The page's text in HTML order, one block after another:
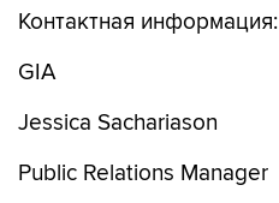
Контактная информация:
GIA
Jessica Sachariason
Public Relations Manager